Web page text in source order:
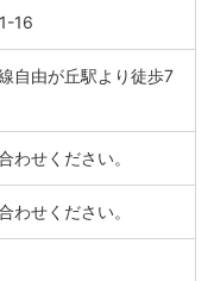
16
自由が丘駅より徒歩7
わせください。
わせください。